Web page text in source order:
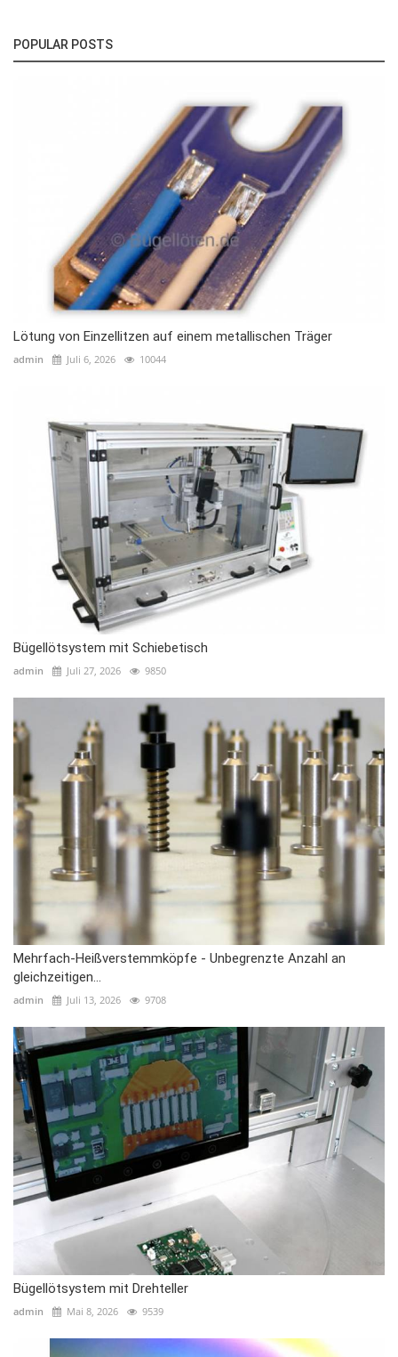
POPULAR POSTS
Lötung von Einzellitzen auf einem metallischen Träger
admin Juli 6, 2026 10044
Bügellötsystem mit Schiebetisch
admin Juli 27, 2026 9850
Mehrfach-Heißverstemmköpfe - Unbegrenzte Anzahl an
gleichzeitigen...
admin Juli 13, 2026 9708
Bügellötsystem mit Drehteller
admin Mai 8, 2026 9539